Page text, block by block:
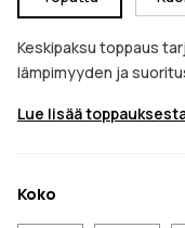
Keskipaksu toppaus
lämpimyyden ja
Lue lisää
Koko